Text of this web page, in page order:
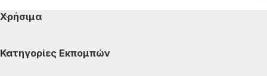
Χρήσιμα
Κατηγορίες Εκπομπών